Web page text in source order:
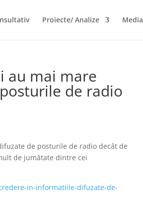
Proiecte/ Analize Media
au mai mare
de radio
de posturile de radio decât de
de jumătate dintre cei
in-informatiile-difuzate-de-